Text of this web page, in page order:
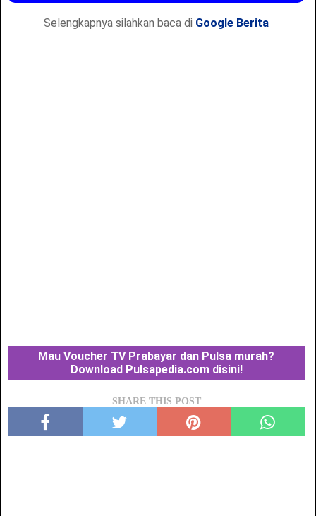
Selengkapnya silahkan baca di Google Berita
Mau Voucher TV Prabayar dan Pulsa murah?
Download Pulsapedia.com disini!
SHARE THIS POST